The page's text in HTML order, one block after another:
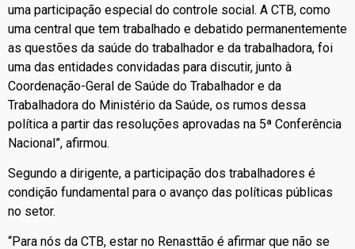
uma participação especial do controle social. A CTB, como
uma central que tem trabalhado e debatido permanentemente
as questões da saúde do trabalhador e da trabalhadora, foi
uma das entidades convidadas para discutir, junto à
Coordenação-Geral de Saúde do Trabalhador e da
Trabalhadora do Ministério da Saúde, os rumos dessa
política a partir das resoluções aprovadas na 5ª Conferência
Nacional”, afirmou.
Segundo a dirigente, a participação dos trabalhadores é
condição fundamental para o avanço das políticas públicas
no setor.
“Para nós da CTB, estar no Renasttão é afirmar que não se